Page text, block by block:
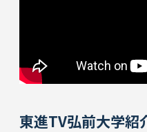
東進TV弘前大学紹